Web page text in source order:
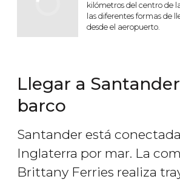
kilómetros del centro de
las diferentes formas de
desde el aeropuerto.
Llegar a
barco
Santander está
Inglaterra por mar. La
Brittany Ferries realiza